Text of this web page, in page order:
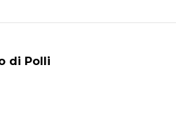
di Polli